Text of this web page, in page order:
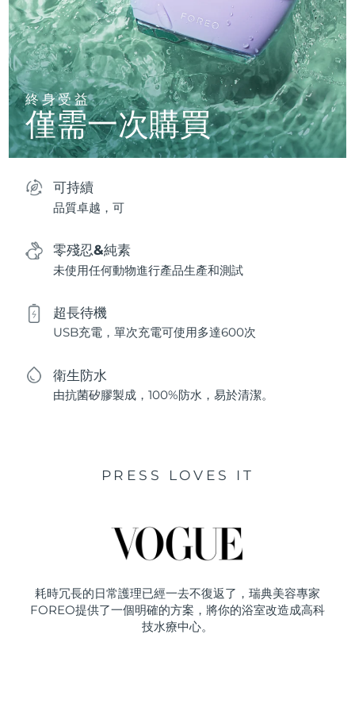
終身受益
僅需一次購買
可持續
品質卓越，可
零殘忍&純素
未使用任何動物進行產品生產和測試
超長待機
USB充電，單次充電可使用多達600次
衛生防水
由抗菌矽膠製成，100%防水，易於清潔。
PRESS LOVES IT
耗時冗長的日常護理已經一去不復返了，瑞典美容專家
FOREO提供了一個明確的方案，將你的浴室改造成高科
技水療中心。